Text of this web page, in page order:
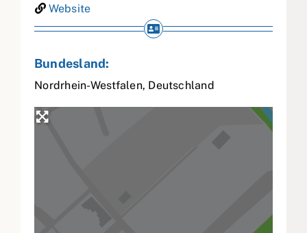
Website
Bundesland:
Nordrhein-Westfalen, Deutschland